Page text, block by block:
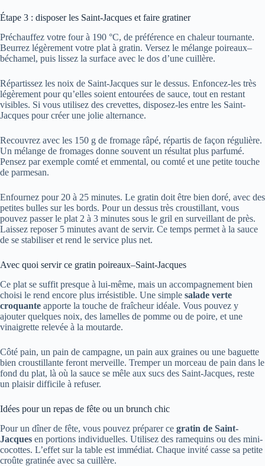
Étape 3 : disposer les Saint-Jacques et faire gratiner
Préchauffez votre four à 190 °C, de préférence en chaleur tournante.
Beurrez légèrement votre plat à gratin. Versez le mélange poireaux–
béchamel, puis lissez la surface avec le dos d’une cuillère.
Répartissez les noix de Saint-Jacques sur le dessus. Enfoncez-les très
légèrement pour qu’elles soient entourées de sauce, tout en restant
visibles. Si vous utilisez des crevettes, disposez-les entre les Saint-
Jacques pour créer une jolie alternance.
Recouvrez avec les 150 g de fromage râpé, répartis de façon régulière.
Un mélange de fromages donne souvent un résultat plus parfumé.
Pensez par exemple comté et emmental, ou comté et une petite touche
de parmesan.
Enfournez pour 20 à 25 minutes. Le gratin doit être bien doré, avec des
petites bulles sur les bords. Pour un dessus très croustillant, vous
pouvez passer le plat 2 à 3 minutes sous le gril en surveillant de près.
Laissez reposer 5 minutes avant de servir. Ce temps permet à la sauce
de se stabiliser et rend le service plus net.
Avec quoi servir ce gratin poireaux–Saint-Jacques
Ce plat se suffit presque à lui-même, mais un accompagnement bien
choisi le rend encore plus irrésistible. Une simple salade verte
croquante apporte la touche de fraîcheur idéale. Vous pouvez y
ajouter quelques noix, des lamelles de pomme ou de poire, et une
vinaigrette relevée à la moutarde.
Côté pain, un pain de campagne, un pain aux graines ou une baguette
bien croustillante feront merveille. Tremper un morceau de pain dans le
fond du plat, là où la sauce se mêle aux sucs des Saint-Jacques, reste
un plaisir difficile à refuser.
Idées pour un repas de fête ou un brunch chic
Pour un dîner de fête, vous pouvez préparer ce gratin de Saint-
Jacques en portions individuelles. Utilisez des ramequins ou des mini-
cocottes. L’effet sur la table est immédiat. Chaque invité casse sa petite
croûte gratinée avec sa cuillère.